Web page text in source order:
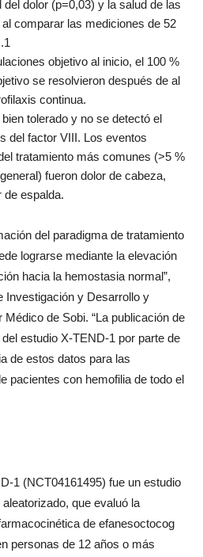
del dolor (p=0,03) y la salud de las
comparar las mediciones de 52
objetivo al inicio, el 100 %
se resolvieron después de al
continua.
tolerado y no se detectó el
del factor VIII. Los eventos
tratamiento más comunes (>5 %
fueron dolor de cabeza,
de espalda.
del paradigma de tratamiento
lograrse mediante la elevación
hacia la hemostasia normal”,
Investigación y Desarrollo y
de Sobi. “La publicación de
estudio X-TEND-1 por parte de
de estos datos para las
pacientes con hemofilia de todo el
1 (NCT04161495) fue un estudio
que evaluó la
de efanesoctocog
personas de 12 años o más